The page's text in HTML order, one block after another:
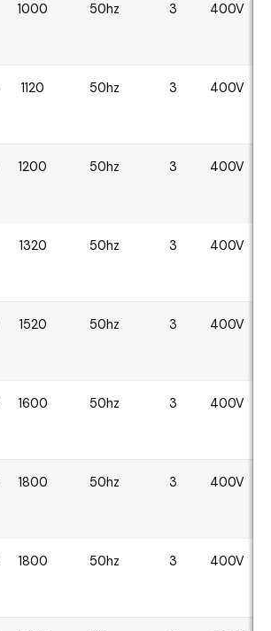
1000 50hz 3 400V
1120 50hz 3 400V
1200 50hz 3 400V
1320 50hz 3 400V
1520 50hz 3 400V
1600 50hz 3 400V
1800 50hz 3 400V
1800 50hz 3 400V